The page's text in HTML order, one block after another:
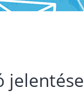
jelentése